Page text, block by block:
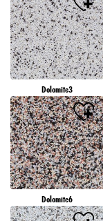
Dolomite3
Dolomite6